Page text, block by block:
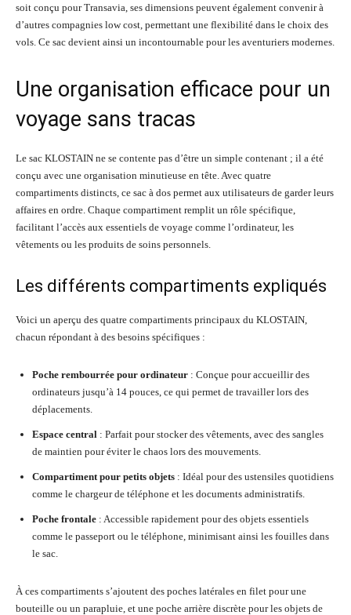
soit conçu pour Transavia, ses dimensions peuvent également convenir à
d’autres compagnies low cost, permettant une flexibilité dans le choix des
vols. Ce sac devient ainsi un incontournable pour les aventuriers modernes.
Une organisation efficace pour un
voyage sans tracas
Le sac KLOSTAIN ne se contente pas d’être un simple contenant ; il a été
conçu avec une organisation minutieuse en tête. Avec quatre
compartiments distincts, ce sac à dos permet aux utilisateurs de garder leurs
affaires en ordre. Chaque compartiment remplit un rôle spécifique,
facilitant l’accès aux essentiels de voyage comme l’ordinateur, les
vêtements ou les produits de soins personnels.
Les différents compartiments expliqués
Voici un aperçu des quatre compartiments principaux du KLOSTAIN,
chacun répondant à des besoins spécifiques :
Poche rembourrée pour ordinateur : Conçue pour accueillir des
ordinateurs jusqu’à 14 pouces, ce qui permet de travailler lors des
déplacements.
Espace central : Parfait pour stocker des vêtements, avec des sangles
de maintien pour éviter le chaos lors des mouvements.
Compartiment pour petits objets : Idéal pour des ustensiles quotidiens
comme le chargeur de téléphone et les documents administratifs.
Poche frontale : Accessible rapidement pour des objets essentiels
comme le passeport ou le téléphone, minimisant ainsi les fouilles dans
le sac.
À ces compartiments s’ajoutent des poches latérales en filet pour une
bouteille ou un parapluie, et une poche arrière discrète pour les objets de